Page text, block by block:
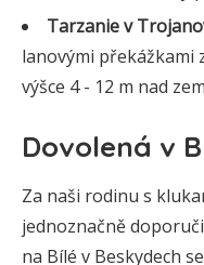
Tarzanie v
lanovými překážkami
výšce 4 - 12 m nad
Dovolená v
Za naši rodinu s
jednoznačně
na Bílé v Beskydech